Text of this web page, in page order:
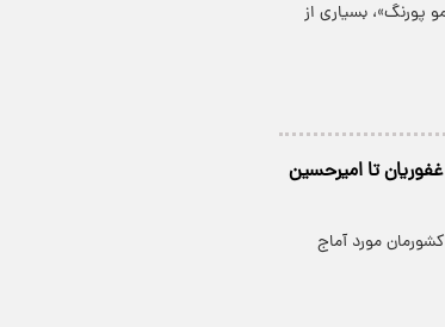
پورنگ»، بسیاری از
تا امیرحسین
مورد آماج